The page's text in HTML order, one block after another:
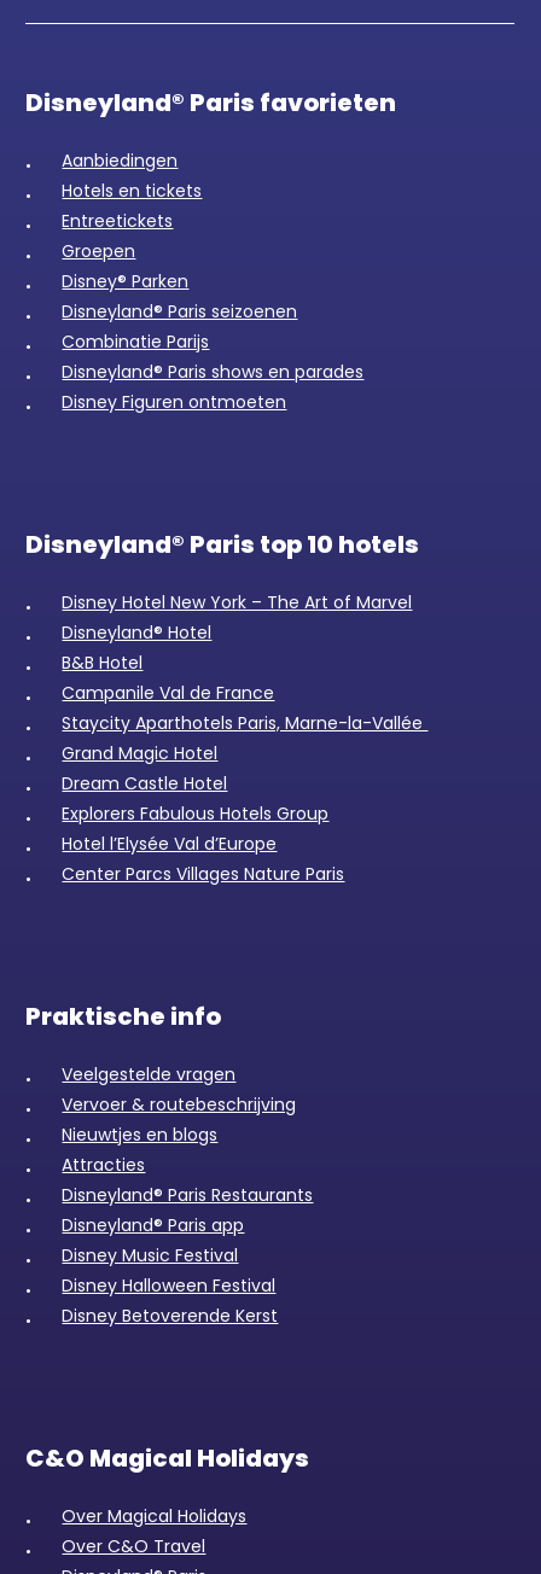
Disneyland® Paris favorieten
Aanbiedingen
Hotels en tickets
Entreetickets
Groepen
Disney® Parken
Disneyland® Paris seizoenen
Combinatie Parijs
Disneyland® Paris shows en parades
Disney Figuren ontmoeten
Disneyland® Paris top 10 hotels
Disney Hotel New York – The Art of Marvel
Disneyland® Hotel
B&B Hotel
Campanile Val de France
Staycity Aparthotels Paris, Marne-la-Vallée
Grand Magic Hotel
Dream Castle Hotel
Explorers Fabulous Hotels Group
Hotel l’Elysée Val d’Europe
Center Parcs Villages Nature Paris
Praktische info
Veelgestelde vragen
Vervoer & routebeschrijving
Nieuwtjes en blogs
Attracties
Disneyland® Paris Restaurants
Disneyland® Paris app
Disney Music Festival
Disney Halloween Festival
Disney Betoverende Kerst
C&O Magical Holidays
Over Magical Holidays
Over C&O Travel